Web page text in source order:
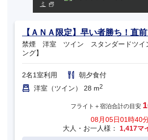
ミ
【ＡＮＡ限定】早い者勝ち！直
禁煙 洋室 ツイン スタンダードツイ
ング】
2名1室利用
朝夕食付
洋室（ツイン） 28 m2
フライト＋宿泊合計の目安
08月05日01時40
大人・お一人様： 1,417マ